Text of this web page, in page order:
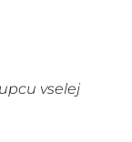
vselej